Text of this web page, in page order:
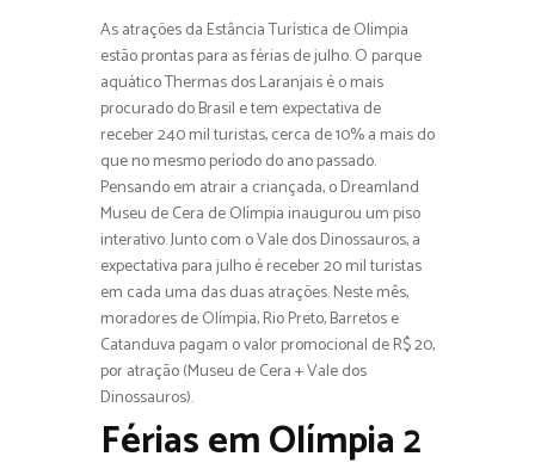
As atrações da Estância Turística de Olímpia
estão prontas para as férias de julho. O parque
aquático Thermas dos Laranjais é o mais
procurado do Brasil e tem expectativa de
receber 240 mil turistas, cerca de 10% a mais do
que no mesmo período do ano passado.
Pensando em atrair a criançada, o Dreamland
Museu de Cera de Olímpia inaugurou um piso
interativo. Junto com o Vale dos Dinossauros, a
expectativa para julho é receber 20 mil turistas
em cada uma das duas atrações. Neste mês,
moradores de Olímpia, Rio Preto, Barretos e
Catanduva pagam o valor promocional de R$ 20,
por atração (Museu de Cera + Vale dos
Dinossauros).
Férias em Olímpia 2